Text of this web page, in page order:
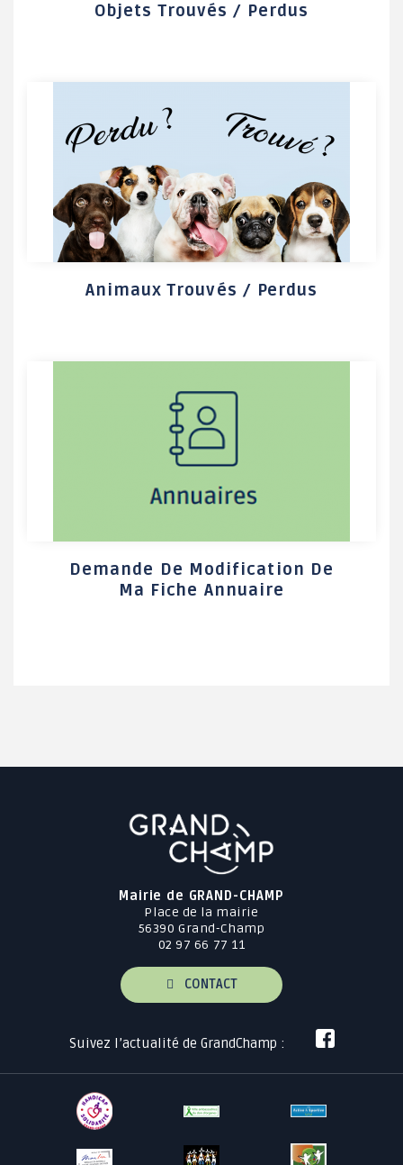
Objets Trouvés / Perdus
Animaux Trouvés / Perdus
Demande De Modification De
Ma Fiche Annuaire
Mairie de GRAND-CHAMP
Place de la mairie
56390 Grand-Champ
02 97 66 77 11
CONTACT
Suivez l’actualité de GrandChamp :